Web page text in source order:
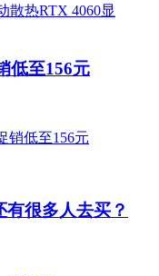
低至156元
有很多人去买？